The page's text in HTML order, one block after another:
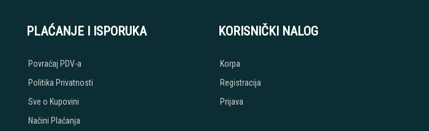
PLAĆANJE I ISPORUKA
Povraćaj PDV-a
Politika Privatnosti
Sve o Kupovini
Načini Plaćanja
KORISNIČKI NALOG
Korpa
Registracija
Prijava